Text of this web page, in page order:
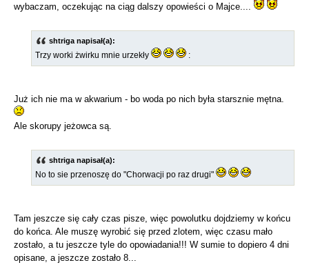
wybaczam, oczekując na ciąg dalszy opowieści o Majce....
shtriga napisał(a):
Trzy worki żwirku mnie urzekły :
Już ich nie ma w akwarium - bo woda po nich była starsznie mętna.
Ale skorupy jeżowca są.
shtriga napisał(a):
No to sie przenoszę do "Chorwacji po raz drugi"
Tam jeszcze się cały czas pisze, więc powolutku dojdziemy w końcu
do końca. Ale muszę wyrobić się przed zlotem, więc czasu mało
zostało, a tu jeszcze tyle do opowiadania!!! W sumie to dopiero 4 dni
opisane, a jeszcze zostało 8...